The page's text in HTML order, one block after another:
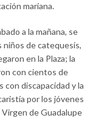
mariana.
a la mañana, se
niños de catequesis,
en la Plaza; la
con cientos de
con discapacidad y la
por los jóvenes
de Guadalupe